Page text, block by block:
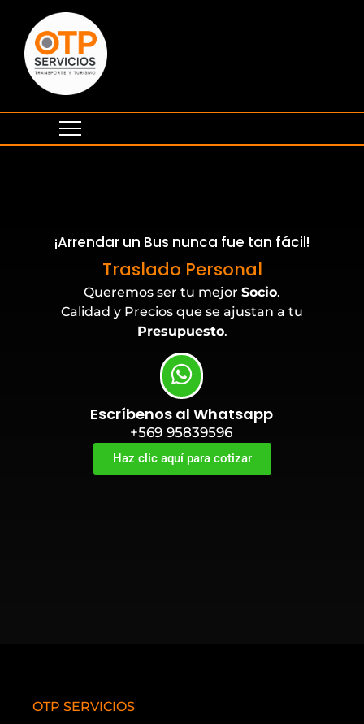
¡Arrendar un Bus nunca fue tan fácil!
Traslado Personal
Eventos Corporativos
Queremos ser tu mejor Socio.
Calidad y Precios que se ajustan a tu
Presupuesto.
Escríbenos al Whatsapp
+569 95839596
Haz clic aquí para cotizar
OTP SERVICIOS